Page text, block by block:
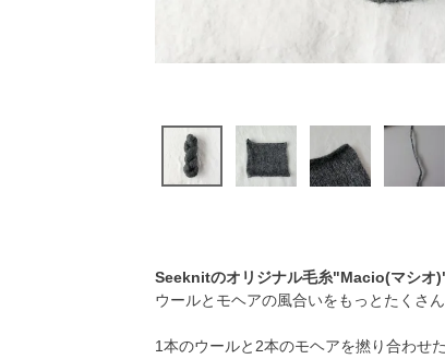
Seeknitのオリジナル毛糸"Macio(マシオ)"
ウールとモヘアの風合いをもっとたくさ
1本のウールと2本のモヘアを撚り合わせ